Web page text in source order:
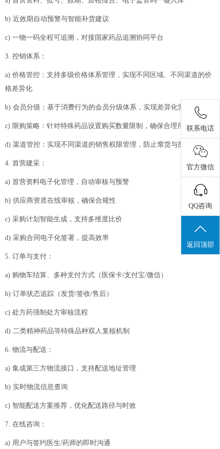
b) 近效期自动预警与智能补货建议
c) 一物一码全程可追溯，对接国家药品追溯协同平台
3. 控销体系：
a) 价格管控：支持多级价格体系管理，实现不同区域、不同渠道的价
格差异化
b) 会员分级：基于消费行为的会员分级体系，实现差异化营销
c) 限购策略：针对特殊药品设置购买数量限制，确保合理用药
d) 渠道管控：实现不同渠道的销售权限管理，防止窜货与乱价
4. 首营建采：
a) 首营资料电子化管理，自动审核与预警
b) 供应商资质在线审核，确保合规性
c) 采购计划智能生成，支持多维度比价
d) 采购合同电子化签署，提高效率
5. 订单与支付：
a) 购物车结算、多种支付方式（医保卡/支付宝/微信）
b) 订单状态追踪（发货/签收/售后）
c) 处方药强制处方审核流程
d) 二类精神药品等特殊品种双人复核机制
6. 物流与配送：
a) 集成第三方物流接口，支持配送地址管理
b) 实时物流信息查询
c) 智能配送方案推荐，优化配送路径与时效
7. 在线咨询：
a) 用户与签约医生/药师的即时沟通
联系电话
官方微信
QQ咨询
返回顶部